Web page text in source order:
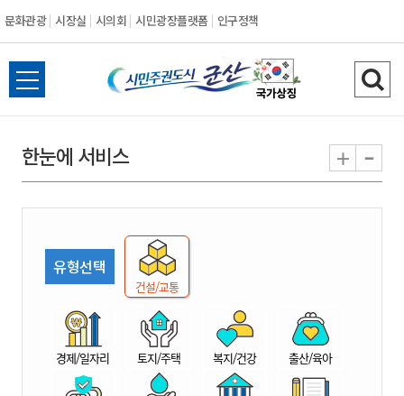
문화관광 시장실 시의회 시민광장플랫폼 인구정책
시
민
권
도
시
산
전
체
뉴
열
검
색
기
한눈에 서비스 + -
유형선택
건설/교통
경제/일자리 토지/주택 복지/건강 출산/육아